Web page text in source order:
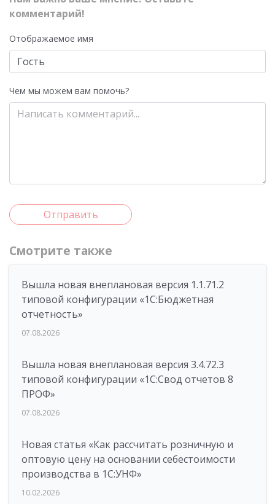
комментарий!
Отображаемое имя
Чем мы можем вам помочь?
Отправить
Смотрите также
Вышла новая внеплановая версия 1.1.71.2
типовой конфигурации «1C:Бюджетная
отчетность»
07.08.2026
Вышла новая внеплановая версия 3.4.72.3
типовой конфигурации «1C:Свод отчетов 8
ПРОФ»
07.08.2026
Новая статья «Как рассчитать розничную и
оптовую цену на основании себестоимости
производства в 1С:УНФ»
10.02.2026